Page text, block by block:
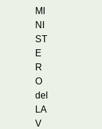
MI
NI
ST
E
R
O
del
LA
V